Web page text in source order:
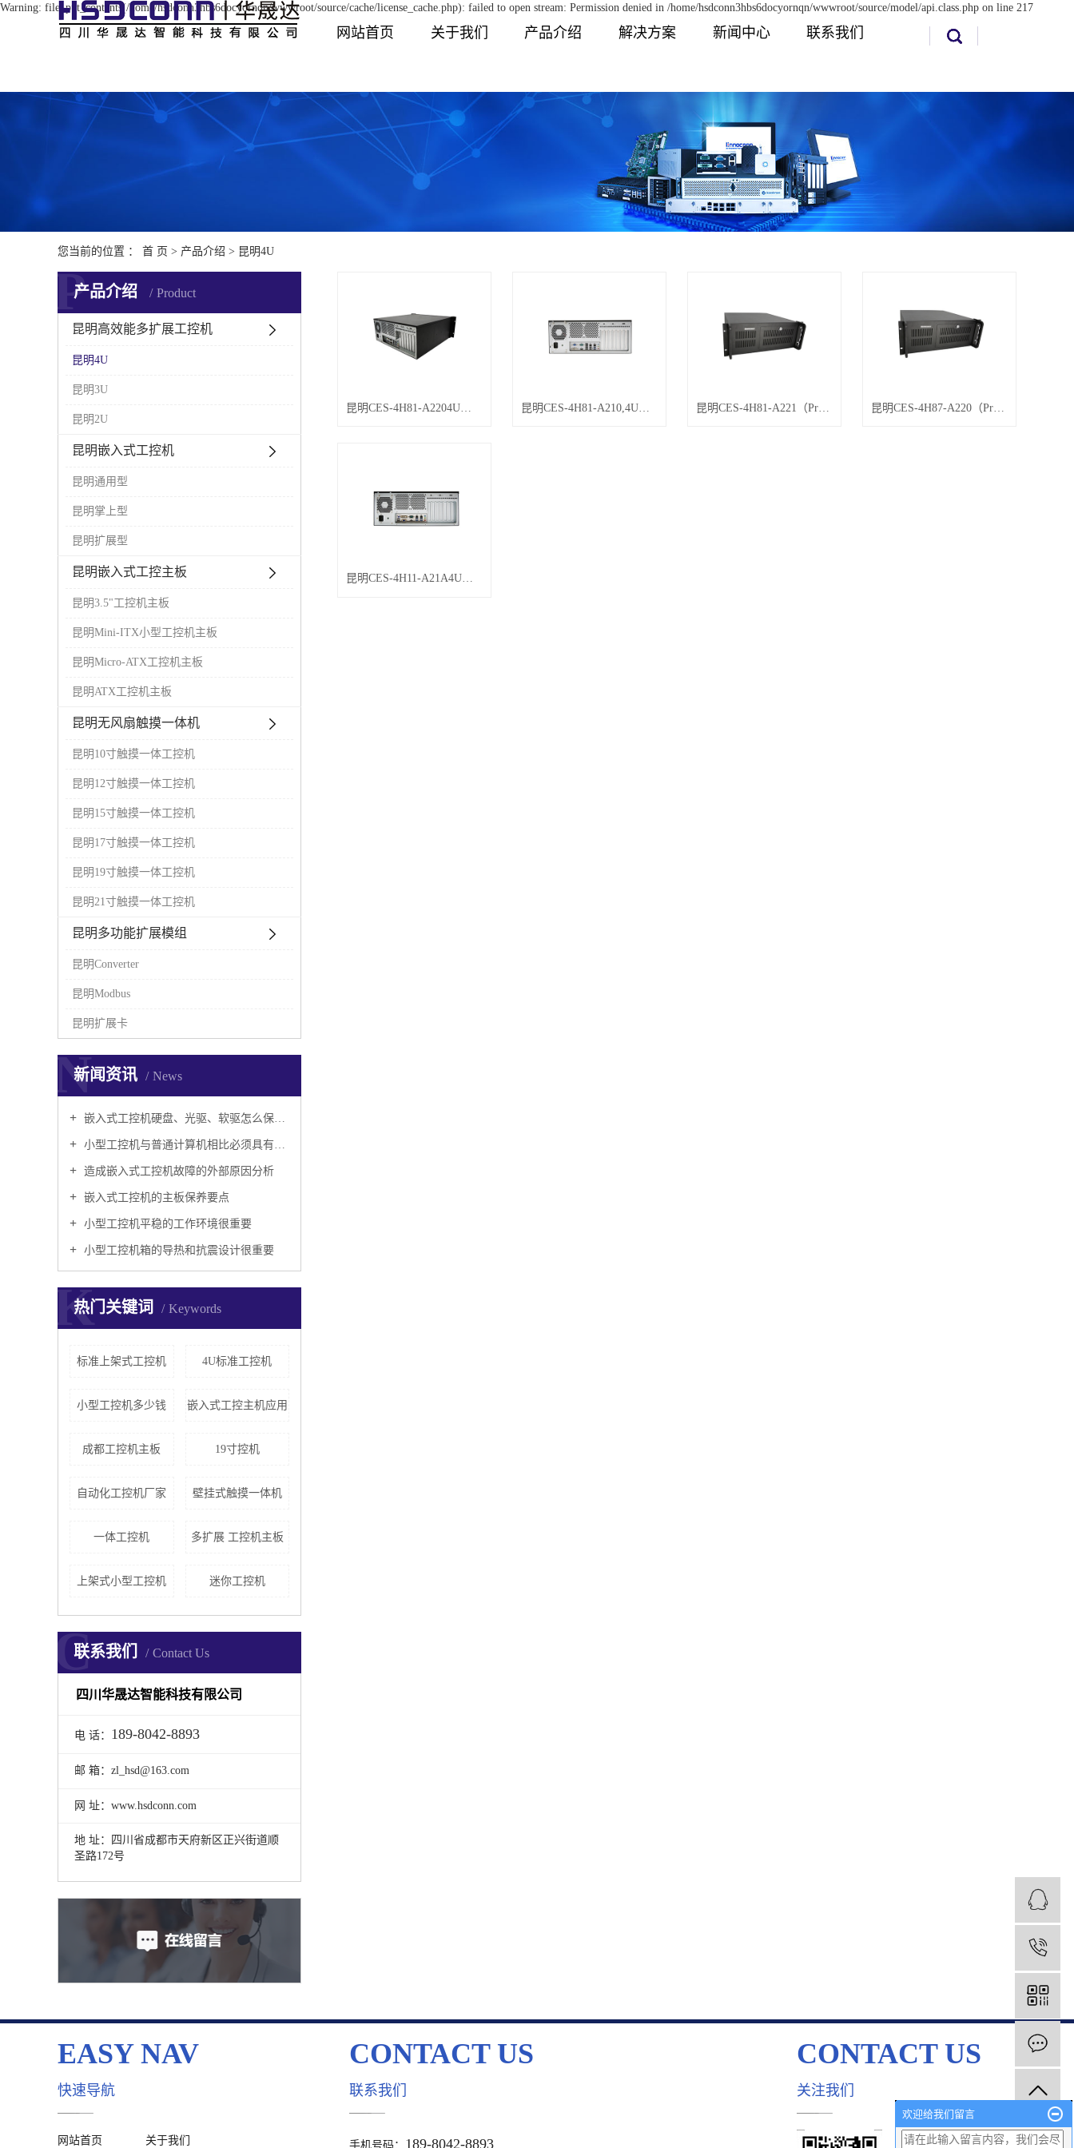
Warning: file_put_contents(/home/hsdconn3hbs6docyornqn/wwwroot/source/cache/license_cache.php): failed to open stream: Permission denied in /home/hsdconn3hbs6docyornqn/wwwroot/source/model/api.class.php on line 217
网站首页 关于我们 产品介绍 解决方案 新闻中心 联系我们
您当前的位置 ： 首 页 > 产品介绍 > 昆明4U
产品介绍 Product
P
昆明高效能多扩展工控机
昆明4U
昆明3U
昆明2U
昆明嵌入式工控机
昆明通用型
昆明掌上型
昆明扩展型
昆明嵌入式工控主板
昆明3.5"工控机主板
昆明Mini-ITX小型工控机主板
昆明Micro-ATX工控机主板
昆明ATX工控机主板
昆明无风扇触摸一体机
昆明10寸触摸一体工控机
昆明12寸触摸一体工控机
昆明15寸触摸一体工控机
昆明17寸触摸一体工控机
昆明19寸触摸一体工控机
昆明21寸触摸一体工控机
昆明多功能扩展模组
昆明Converter
昆明Modbus
昆明扩展卡
新闻资讯 News
N
嵌入式工控机硬盘、光驱、软驱怎么保养好？
小型工控机与普通计算机相比必须具有以下特点
造成嵌入式工控机故障的外部原因分析
嵌入式工控机的主板保养要点
小型工控机平稳的工作环境很重要
小型工控机箱的导热和抗震设计很重要
热门关键词 Keywords
K
标准上架式工控机 4U标准工控机
小型工控机多少钱 嵌入式工控主机应用
成都工控机主板 19寸控机
自动化工控机厂家 壁挂式触摸一体机
一体工控机 多扩展 工控机主板
上架式小型工控机 迷你工控机
联系我们 Contact Us
C
四川华晟达智能科技有限公司
电 话： 189-8042-8893
邮 箱：zl_hsd@163.com
网 址：www.hsdconn.com
地 址：四川省成都市天府新区正兴街道顺
圣路172号
昆明CES-4H87-A220（Preliminary）4U工控机
昆明CES-4H11-A21A4U工控机
EASY NAV
快速导航
网站首页 关于我们
CONTACT US
联系我们
手机号码： 189-8042-8893
CONTACT US
关注我们
欢迎给我们留言